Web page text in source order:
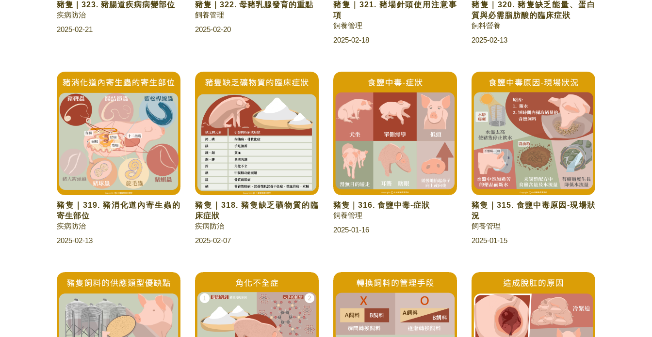
豬隻｜323. 豬腸道疾病病變部位
疾病防治
2025-02-21
豬隻｜322. 母豬乳腺發育的重點
飼養管理
2025-02-20
豬隻｜321. 豬場針頭使用注意事
項
飼養管理
2025-02-18
豬隻｜320. 豬隻缺乏能量、蛋白
質與必需脂肪酸的臨床症狀
飼料營養
2025-02-13
豬隻｜319. 豬消化道內寄生蟲的
寄生部位
疾病防治
2025-02-13
豬隻｜318. 豬隻缺乏礦物質的臨
床症狀
疾病防治
2025-02-07
豬隻｜316. 食鹽中毒-症狀
飼養管理
2025-01-16
豬隻｜315. 食鹽中毒原因-現場狀
況
飼養管理
2025-01-15